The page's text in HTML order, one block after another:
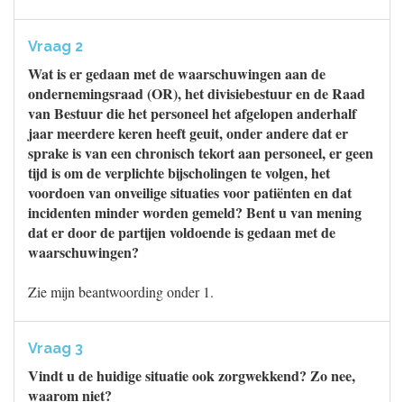
Vraag 2
Wat is er gedaan met de waarschuwingen aan de
ondernemingsraad (OR), het divisiebestuur en de Raad
van Bestuur die het personeel het afgelopen anderhalf
jaar meerdere keren heeft geuit, onder andere dat er
sprake is van een chronisch tekort aan personeel, er geen
tijd is om de verplichte bijscholingen te volgen, het
voordoen van onveilige situaties voor patiënten en dat
incidenten minder worden gemeld? Bent u van mening
dat er door de partijen voldoende is gedaan met de
waarschuwingen?
Zie mijn beantwoording onder 1.
Vraag 3
Vindt u de huidige situatie ook zorgwekkend? Zo nee,
waarom niet?